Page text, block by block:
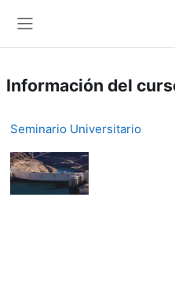
Información del
Seminario Universitario